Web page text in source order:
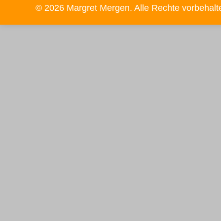
© 2026 Margret Mergen. Alle Rechte